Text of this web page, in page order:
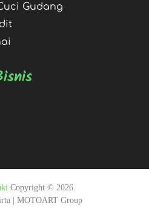
Gudang
Copyright © 2026.
| MOTOART Group